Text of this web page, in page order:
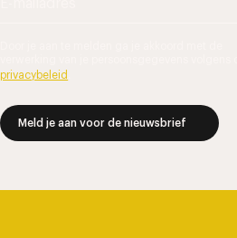
privacybeleid
Meld je aan voor de nieuwsbrief